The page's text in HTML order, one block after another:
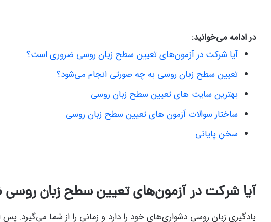
در ادامه می‌خوانید:
آیا شرکت در آزمون‌های تعیین سطح زبان روسی ضروری است؟
تعیین سطح زبان روسی به چه صورتی انجام می‌شود؟
بهترین سایت های تعیین سطح زبان روسی
ساختار سوالات آزمون های تعیین سطح زبان روسی
سخن پایانی
آیا شرکت در آزمون‌های تعیین سطح زبان
یادگیری زبان روسی دشواری‌های خود را دارد و زمانی را از شما می‌گیرد. پس